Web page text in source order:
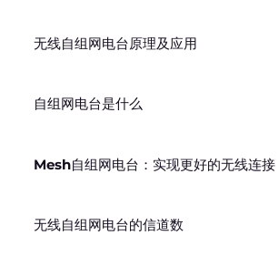
无线自组网电台原理及应用
自组网电台是什么
Mesh自组网电台：实现更好的无线连接
无线自组网电台的信道数